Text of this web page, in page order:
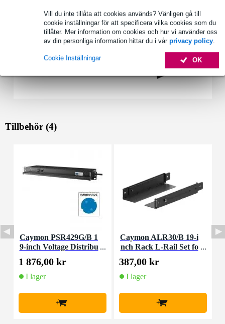
Vill du inte tillåta att cookies används? Vänligen gå till
cookie inställningar för att specificera vilka cookies som du
tillåter. Mer information om cookies och hur vi använder oss
av din personliga information hittar du i vår privacy policy.
OK
Cookie Inställningar
Tillbehör (4)
Caymon PSR429G/B 1
9-inch Voltage Distribu
tor + USB
1 876,00 kr
I lager
+
Caymon ALR30/B 19-i
nch Rack L-Rail Set fo
r Heavy Gear (28-43c
m)
387,00 kr
I lager
+